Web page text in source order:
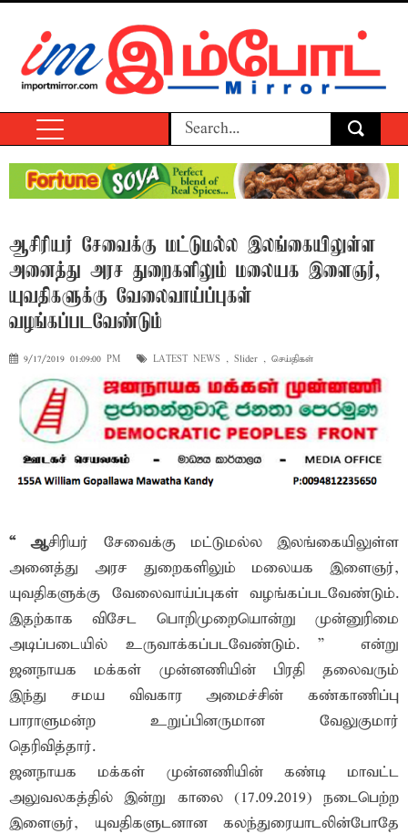
ஆசிரியர் சேவைக்கு மட்டுமல்ல இலங்கையிலுள்ள
அனைத்து அரச துறைகளிலும் மலையக இளைஞர்,
யுவதிகளுக்கு வேலைவாய்ப்புகள்
வழங்கப்படவேண்டும்
9/17/2019 01:09:00 PM LATEST NEWS , Slider , செய்திகள்
“ ஆசிரியர் சேவைக்கு மட்டுமல்ல இலங்கையிலுள்ள
அனைத்து அரச துறைகளிலும் மலையக இளைஞர்,
யுவதிகளுக்கு வேலைவாய்ப்புகள் வழங்கப்படவேண்டும்.
இதற்காக விசேட பொறிமுறையொன்று முன்னுரிமை
அடிப்படையில் உருவாக்கப்படவேண்டும். ” – என்று
ஜனநாயக மக்கள் முன்னணியின் பிரதி தலைவரும்
இந்து சமய விவகார அமைச்சின் கண்காணிப்பு
பாராளுமன்ற உறுப்பினருமான வேலுகுமார்
தெரிவித்தார்.
ஜனநாயக மக்கள் முன்னணியின் கண்டி மாவட்ட
அலுவலகத்தில் இன்று காலை (17.09.2019) நடைபெற்ற
இளைஞர், யுவதிகளுடனான கலந்துரையாடலின்போதே